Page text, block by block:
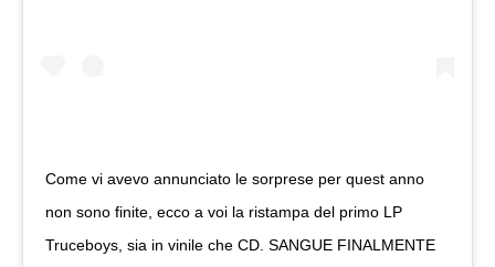
Come vi avevo annunciato le sorprese per quest anno
non sono finite, ecco a voi la ristampa del primo LP
Truceboys, sia in vinile che CD. SANGUE FINALMENTE